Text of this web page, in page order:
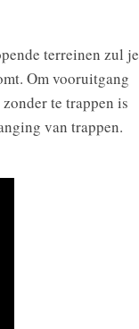
terreinen zul je
Om vooruitgang
te trappen is
van trappen.